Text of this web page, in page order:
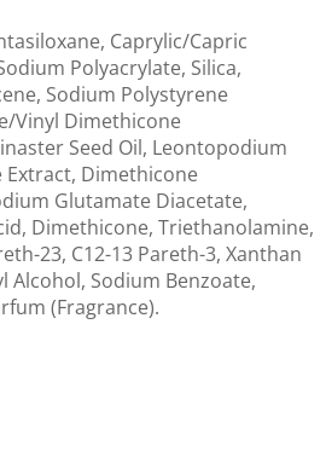
Caprylic/Capric
Polyacrylate, Silica,
Sodium Polystyrene
Vinyl Dimethicone
Seed Oil, Leontopodium
Extract, Dimethicone
Glutamate Diacetate,
Dimethicone, Triethanolamine,
23, C12-13 Pareth-3, Xanthan
Alcohol, Sodium Benzoate,
(Fragrance).